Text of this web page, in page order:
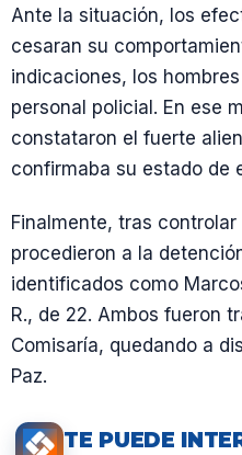
Ante la situación, los
cesaran su
indicaciones, los
personal policial. En ese
constataron el fuerte
confirmaba su estado de
Finalmente, tras
procedieron a la
identificados como
R., de 22. Ambos fueron
Comisaría, quedando a
Paz.
TE PUEDE